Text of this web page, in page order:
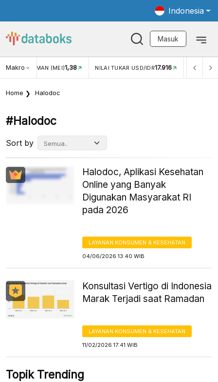
Indonesia
Masuk
MakroWISMAN (MEI)1,38 NILAI TUKAR USD/IDR17.916 INFLASI
Home Halodoc
#halodoc
Sort by
Halodoc, Aplikasi Kesehatan
Online yang Banyak
Digunakan Masyarakat RI
pada 2026
LAYANAN KONSUMEN & KESEHATAN
04/06/2026 13:40 WIB
Konsultasi Vertigo di Indonesia
Marak Terjadi saat Ramadan
LAYANAN KONSUMEN & KESEHATAN
11/02/2026 17:41 WIB
Topik Trending